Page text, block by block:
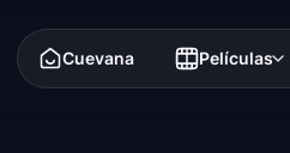
Cuevana Películas